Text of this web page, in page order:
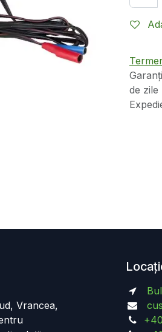
de zile
Vrancea,